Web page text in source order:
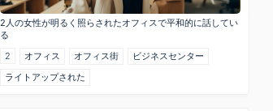
2人の女性が明るく照らされたオフィスで平和的に話してい
る
2
オフィス オフィス街
ビジネスセンター
ライトアップされた